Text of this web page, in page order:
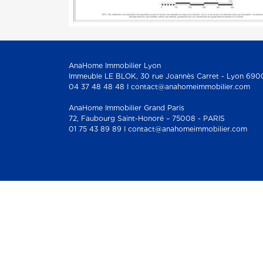
AnaHome Immobilier Lyon
Immeuble LE BLOK, 30 rue Joannès Carret - Lyon
04 37 48 48 48 I contact@anahomeimmobilier.com
AnaHome Immobilier Grand Paris
72, Faubourg Saint-Honoré – 75008 - PARIS
01 75 43 89 89 I contact@anahomeimmobilier.com